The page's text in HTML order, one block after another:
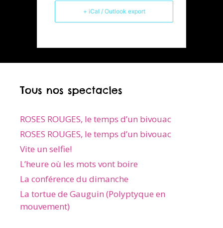
+ iCal / Outlook export
Tous nos spectacles
ROSES ROUGES, le temps d’un bivouac
ROSES ROUGES, le temps d’un bivouac
Vite un selfie!
L’heure où les mots vont boire
La conférence du dimanche
La tortue de Gauguin (Polyptyque en
mouvement)